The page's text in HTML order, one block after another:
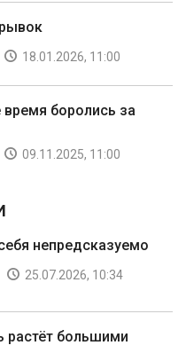
18.01.2026, 11:00
время боролись за
09.11.2025, 11:00
непредсказуемо
25.07.2026, 10:34
большими